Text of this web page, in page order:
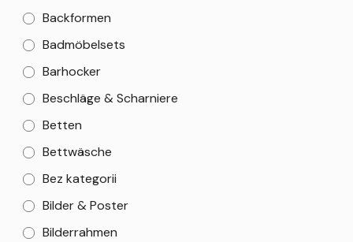
Backformen
Badmöbelsets
Barhocker
Beschläge & Scharniere
Betten
Bettwäsche
Bez kategorii
Bilder & Poster
Bilderrahmen